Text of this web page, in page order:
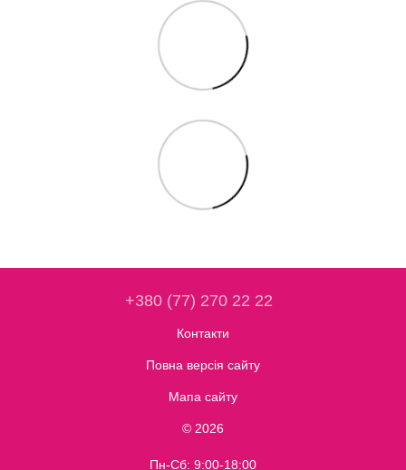
+380 (77) 270 22 22
Контакти
Повна версія сайту
Мапа сайту
© 2026
Пн-Сб: 9:00-18:00